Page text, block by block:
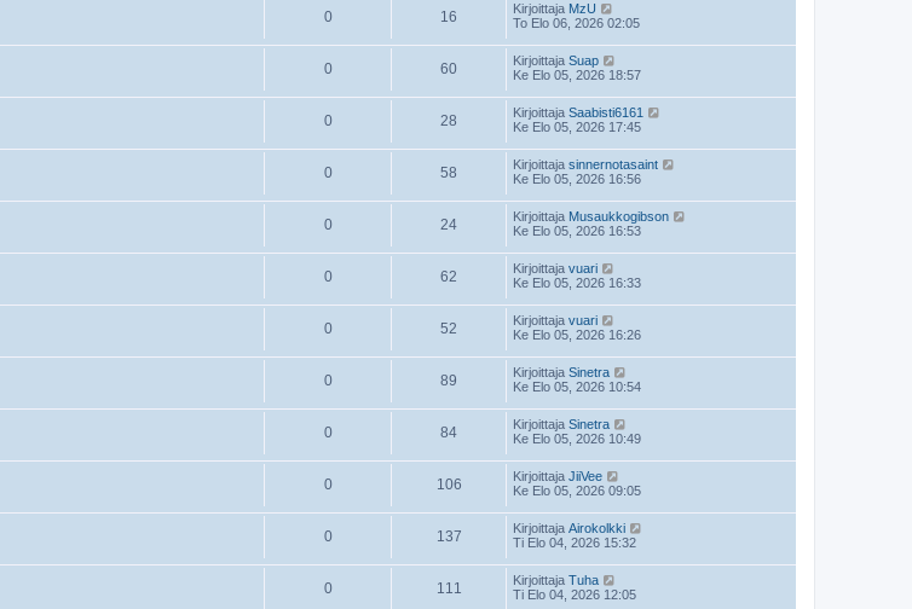
0 16 Kirjoittaja MzU
To Elo 06, 2026 02:05
0 60 Kirjoittaja Suap
Ke Elo 05, 2026 18:57
0 28 Kirjoittaja Saabisti6161
Ke Elo 05, 2026 17:45
0 58 Kirjoittaja sinnernotasaint
Ke Elo 05, 2026 16:56
0 24 Kirjoittaja Musaukkogibson
Ke Elo 05, 2026 16:53
0 62 Kirjoittaja vuari
Ke Elo 05, 2026 16:33
0 52 Kirjoittaja vuari
Ke Elo 05, 2026 16:26
0 89 Kirjoittaja Sinetra
Ke Elo 05, 2026 10:54
0 84 Kirjoittaja Sinetra
Ke Elo 05, 2026 10:49
0 106 Kirjoittaja JiiVee
Ke Elo 05, 2026 09:05
0 137 Kirjoittaja Airokolkki
Ti Elo 04, 2026 15:32
0 111 Kirjoittaja Tuha
Ti Elo 04, 2026 12:05